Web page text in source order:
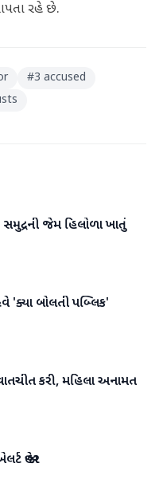
રહે છે.
#3 accused
સમુદ્રની જેમ હિલોળા ખાતું
'ક્યા બોલતી પબ્લિક'
કરી, મહિલા અનામત
જાહેર